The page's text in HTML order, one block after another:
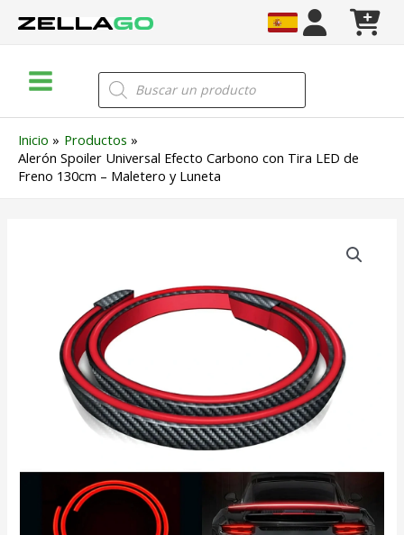
Menu
Búsqueda
de
productos
Inicio
Productos
Alerón Spoiler Universal Efecto Carbono con Tira LED de
Freno 130cm – Maletero y Luneta
Luneta